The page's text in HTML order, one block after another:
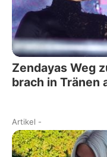
Zendayas Weg
brach in Tränen
Artikel -